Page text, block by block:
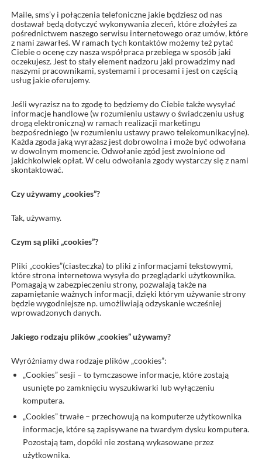
Maile, sms’y i połączenia telefoniczne jakie będziesz od nas
dostawał będą dotyczyć wykonywania zleceń, które złożyłeś za
pośrednictwem naszego serwisu internetowego oraz umów, które
z nami zawarłeś. W ramach tych kontaktów możemy też pytać
Ciebie o ocenę czy nasza współpraca przebiega w sposób jaki
oczekujesz. Jest to stały element nadzoru jaki prowadzimy nad
naszymi pracownikami, systemami i procesami i jest on częścią
usług jakie oferujemy.
Jeśli wyrazisz na to zgodę to będziemy do Ciebie także wysyłać
informacje handlowe (w rozumieniu ustawy o świadczeniu usług
drogą elektroniczną) w ramach realizacji marketingu
bezpośredniego (w rozumieniu ustawy prawo telekomunikacyjne).
Każda zgoda jaką wyrażasz jest dobrowolna i może być odwołana
w dowolnym momencie. Odwołanie zgód jest zwolnione od
jakichkolwiek opłat. W celu odwołania zgody wystarczy się z nami
skontaktować.
Czy używamy „cookies”?
Tak, używamy.
Czym są pliki „cookies”?
Pliki „cookies”(ciasteczka) to pliki z informacjami tekstowymi,
które strona internetowa wysyła do przeglądarki użytkownika.
Pomagają w zabezpieczeniu strony, pozwalają także na
zapamiętanie ważnych informacji, dzięki którym używanie strony
będzie wygodniejsze np. umożliwiają odzyskanie wcześniej
wprowadzonych danych.
Jakiego rodzaju plików „cookies” używamy?
Wyróżniamy dwa rodzaje plików „cookies”:
„Cookies” sesji – to tymczasowe informacje, które zostają
usunięte po zamknięciu wyszukiwarki lub wyłączeniu
komputera.
„Cookies” trwałe – przechowują na komputerze użytkownika
informacje, które są zapisywane na twardym dysku komputera.
Pozostają tam, dopóki nie zostaną wykasowane przez
użytkownika.